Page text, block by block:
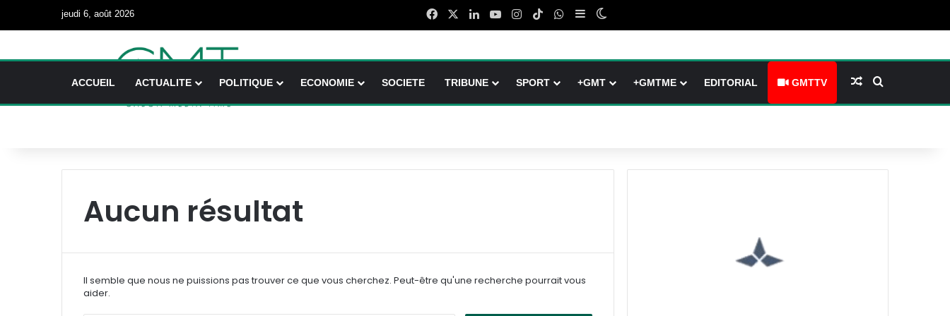
jeudi 6, août 2026 FacebookLinkedinYouTubeInstagram
TikTokWhatsApp
Sidebar (barre latérale)
ACCUEIL ACTUALITE POLITIQUE ECONOMIE SOCIETE TRIBUNE SPORT +GMT +GMTME EDITORIAL GMTTV Article Aléatoire
Aucun résultat
Il semble que nous ne puissions pas trouver ce que vous cherchez. Peut-être qu'une recherche pourrait vous
aider.